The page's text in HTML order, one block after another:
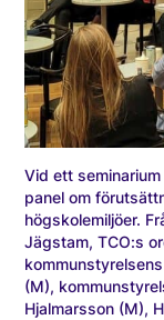
Vid ett
panel om
högskolemiljöer.
Jägstam, TCO:s
(M),
Hjalmarsson (M),